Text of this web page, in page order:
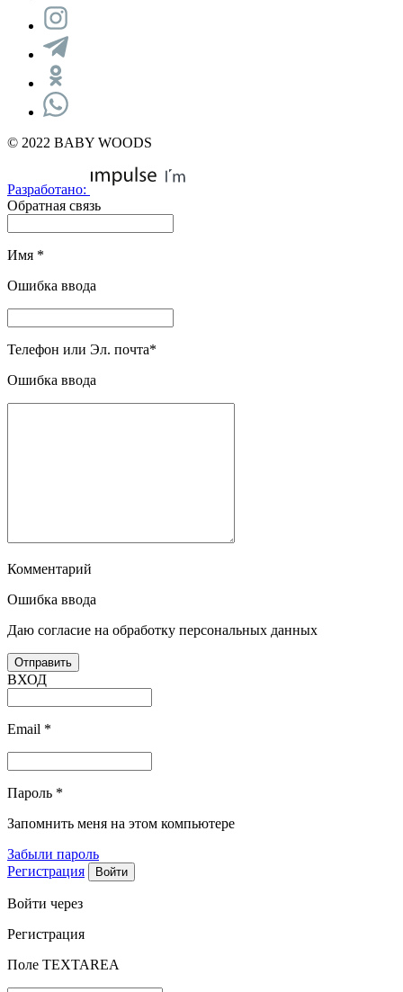
© 2022 BABY WOODS
Разработано:
Обратная связь
Имя *
Ошибка ввода
Телефон или Эл. почта*
Ошибка ввода
Комментарий
Ошибка ввода
Даю согласие на обработку персональных данных
ВХОД
Email *
Пароль *
Запомнить меня на этом компьютере
Забыли пароль
Регистрация
Войти через
Регистрация
Поле TEXTAREA